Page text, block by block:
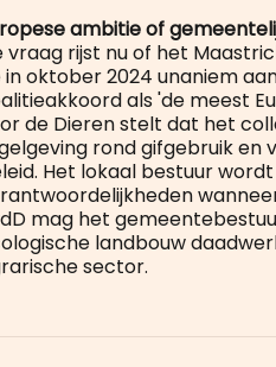
ambitie of
vraag rijst nu of het
in oktober 2024 unaniem
als 'de meest
de Dieren stelt dat het
rond gifgebruik en
Het lokaal bestuur
mag het
landbouw
sector.